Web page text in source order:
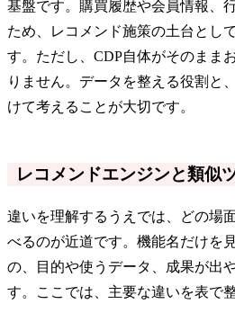
基盤です。購買履歴や会員情報、
ため、レコメンド施策の土台とし
す。ただし、CDP自体がそのまま
りません。データを整える役割と
けて考えることが大切です。
レコメンドエンジンと類似
違いを理解するうえでは、どの場
べるのが近道です。機能名だけを
の、目的や使うデータ、成果が出
す。ここでは、主要な違いを表で